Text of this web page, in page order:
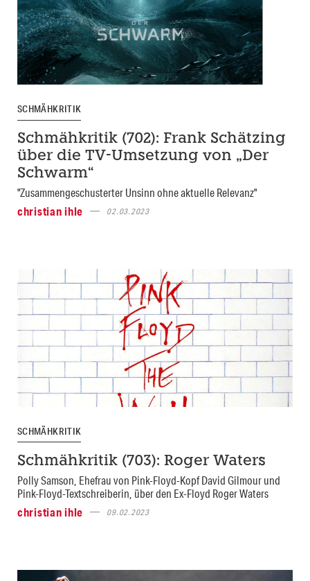
SCHMÄHKRITIK
Schmähkritik (702): Frank Schätzing
über die TV-Umsetzung von „Der
Schwarm“
"Zusammengeschusterter Unsinn ohne aktuelle Relevanz"
christian ihle
02.03.2023
SCHMÄHKRITIK
Schmähkritik (703): Roger Waters
Polly Samson, Ehefrau von Pink-Floyd-Kopf David Gilmour und
Pink-Floyd-Textschreiberin, über den Ex-Floyd Roger Waters
christian ihle
09.02.2023